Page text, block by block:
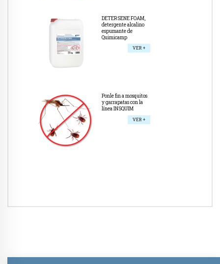
DETERSENE FOAM,
detergente alcalino
espumante de
Quimicamp
VER +
Ponle fin a mosquitos
y garrapatas con la
línea INSQUIM
VER +